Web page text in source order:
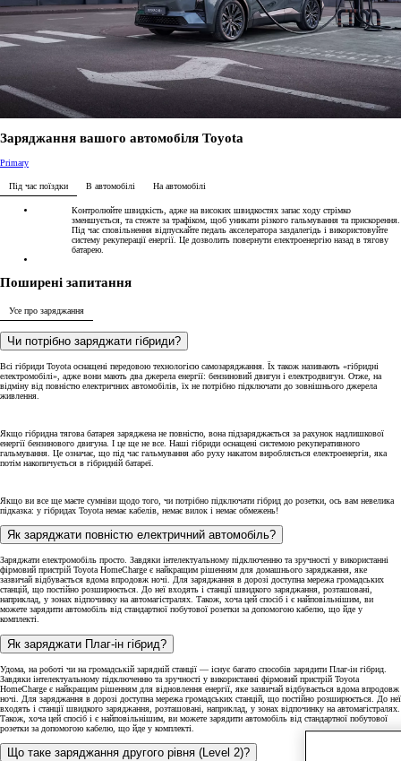
Заряджання вашого автомобіля Toyota
Primary
Під час поїздки В автомобілі На автомобілі
Контролюйте швидкість, адже на високих швидкостях запас ходу стрімко
зменшується, та стежте за трафіком, щоб уникати різкого гальмування та прискорення.
Під час сповільнення відпускайте педаль акселератора заздалегідь і використовуйте
систему рекуперації енергії. Це дозволить повернути електроенергію назад в тягову
батарею.
Поширені запитання
Усе про заряджання
Чи потрібно заряджати гібриди?
Всі гібриди Toyota оснащені передовою технологією самозаряджання. Їх також називають «гібридні
електромобілі», адже вони мають два джерела енергії: бензиновий двигун і електродвигун. Отже, на
відміну від повністю електричних автомобілів, їх не потрібно підключати до зовнішнього джерела
живлення.
Якщо гібридна тягова батарея заряджена не повністю, вона підзаряджається за рахунок надлишкової
енергії бензинового двигуна. І це ще не все. Наші гібриди оснащені системою рекуперативного
гальмування. Це означає, що під час гальмування або руху накатом виробляється електроенергія, яка
потім накопичується в гібридній батареї.
Якщо ви все ще маєте сумніви щодо того, чи потрібно підключати гібрид до розетки, ось вам невелика
підказка: у гібридах Toyota немає кабелів, немає вилок і немає обмежень!
Як заряджати повністю електричний автомобіль?
Заряджати електромобіль просто. Завдяки інтелектуальному підключенню та зручності у використанні
фірмовий пристрій Toyota HomeCharge є найкращим рішенням для домашнього заряджання, яке
зазвичай відбувається вдома впродовж ночі. Для заряджання в дорозі доступна мережа громадських
станцій, що постійно розширюється. До неї входять і станції швидкого заряджання, розташовані,
наприклад, у зонах відпочинку на автомагістралях. Також, хоча цей спосіб і є найповільнішим, ви
можете зарядити автомобіль від стандартної побутової розетки за допомогою кабелю, що йде у
комплекті.
Як заряджати Плаг-ін гібрид?
Удома, на роботі чи на громадській зарядній станції — існує багато способів зарядити Плаг-ін гібрид.
Завдяки інтелектуальному підключенню та зручності у використанні фірмовий пристрій Toyota
HomeCharge є найкращим рішенням для відновлення енергії, яке зазвичай відбувається вдома впродовж
ночі. Для заряджання в дорозі доступна мережа громадських станцій, що постійно розширюється. До неї
входять і станції швидкого заряджання, розташовані, наприклад, у зонах відпочинку на автомагістралях.
Також, хоча цей спосіб і є найповільнішим, ви можете зарядити автомобіль від стандартної побутової
розетки за допомогою кабелю, що йде у комплекті.
Що таке заряджання другого рівня (Level 2)?